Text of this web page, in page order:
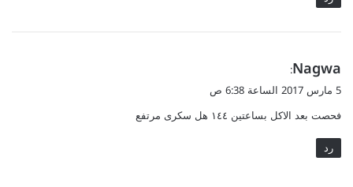
ي
ق
ل
Nagwa
:
5 مارس 2017 الساعة 6:38 ص
فحصت بعد الاكل بساعتين ١٤٤ هل سكرى مرتفع
رد